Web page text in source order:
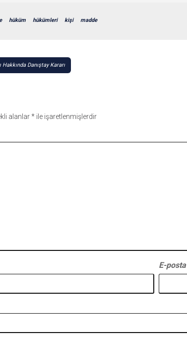
hüküm hükümleri kişi madde
Danıştay Kararı
alanlar* ile işaretlenmişlerdir
E-posta